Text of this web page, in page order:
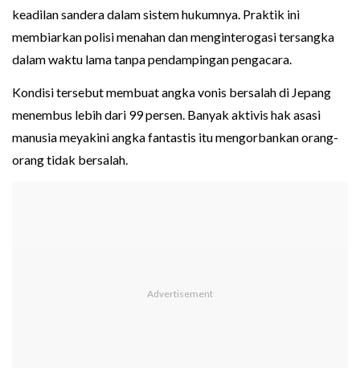
keadilan sandera dalam sistem hukumnya. Praktik ini
membiarkan polisi menahan dan menginterogasi tersangka
dalam waktu lama tanpa pendampingan pengacara.
Kondisi tersebut membuat angka vonis bersalah di Jepang
menembus lebih dari 99 persen. Banyak aktivis hak asasi
manusia meyakini angka fantastis itu mengorbankan orang-
orang tidak bersalah.